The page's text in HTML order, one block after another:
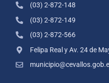
(03) 2-872-148
(03) 2-872-149
(03) 2-872-566
Felipa Real y Av. 24 de